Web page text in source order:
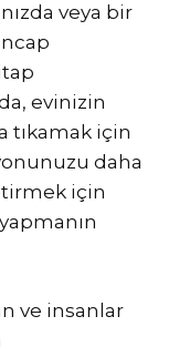
veya bir
evinizin
tıkamak için
daha
için
ve insanlar